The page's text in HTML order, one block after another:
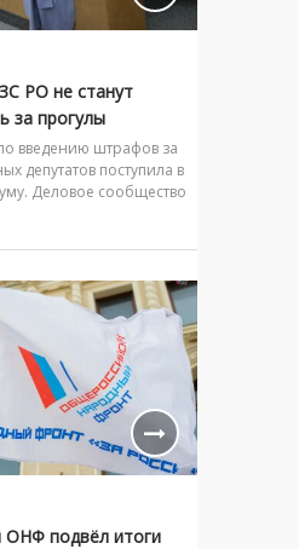
РО не станут
за прогулы
введению штрафов за
депутатов поступила в
Деловое сообщество
ОНФ подвёл итоги